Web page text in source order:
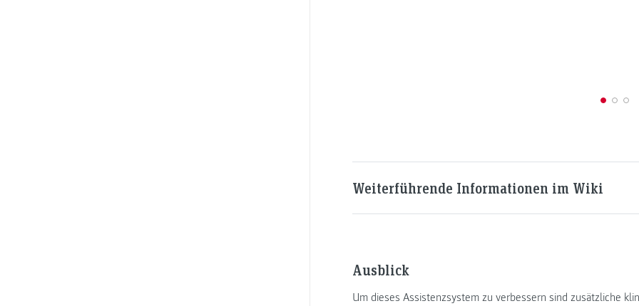
Weiterführende Informationen im Wiki
Ausblick
Um dieses Assistenzsystem zu verbessern sind zusätzliche